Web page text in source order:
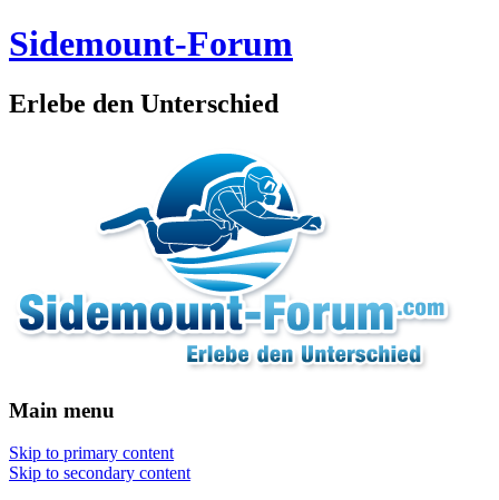
Sidemount-Forum
Erlebe den Unterschied
Main menu
Skip to primary content
Skip to secondary content